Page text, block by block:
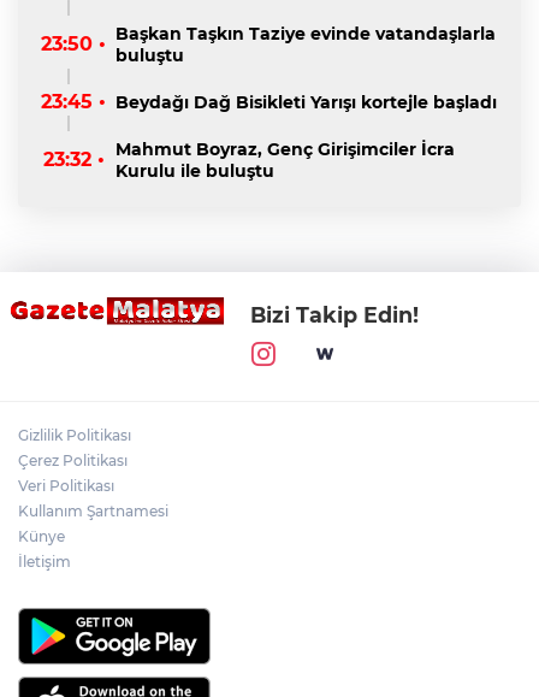
23:50 • Başkan Taşkın Taziye evinde vatandaşlarla
buluştu
23:45 • Beydağı Dağ Bisikleti Yarışı kortejle başladı
23:32 •
Mahmut Boyraz, Genç Girişimciler İcra
Kurulu ile buluştu
Bizi Takip Edin!
Gizlilik Politikası
Çerez Politikası
Veri Politikası
Kullanım Şartnamesi
Künye
İletişim